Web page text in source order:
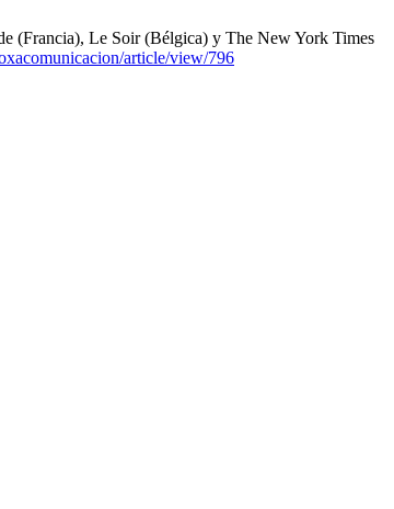
(Francia), Le Soir (Bélgica) y The New York Times
article/view/796